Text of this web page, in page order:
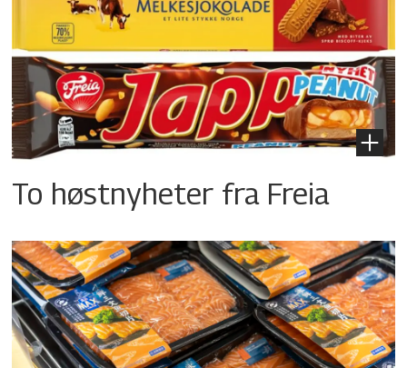
To høstnyheter fra Freia